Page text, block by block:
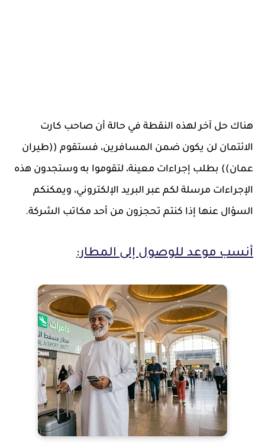
هناك حل آخر لهذه النقطة في حالة أن صاحب كارت
الائتمان لن يكون ضمن المسافرين، فستقوم ((طيران
عمان)) بطلب إجراءات معينة، لتقوموا به وستجدون هذه
الإجراءات مرسلة لكم عبر البريد الإلكتروني، ويمكنكم
السؤال عنها إذا كنتم تحجزون من أحد مكاتب الشركة.
أنسب موعد للوصول إلى المطار: